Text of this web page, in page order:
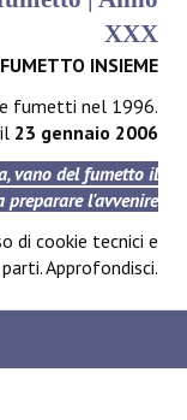
XXX
INSIEME
fumetti nel 1996.
23 gennaio 2006
vano del fumetto il
l'avvenire
di cookie tecnici e
Approfondisci.